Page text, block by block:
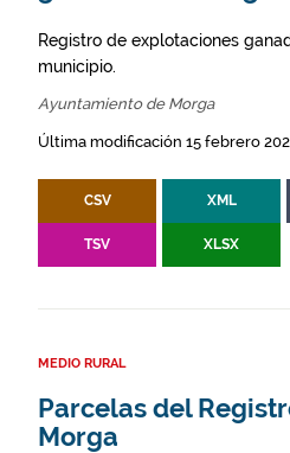
Registro de explotaciones
municipio.
Ayuntamiento de Morga
Última modificación 15 febrero
CSV XML
TSV XLSX
MEDIO RURAL
Parcelas del
Morga